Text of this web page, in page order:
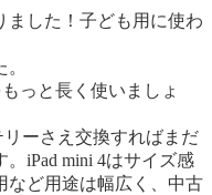
ました！子ども用に使わ
っと長く使いましょ
ーさえ交換すればまだ
iPad mini 4はサイズ感
など用途は幅広く、中古